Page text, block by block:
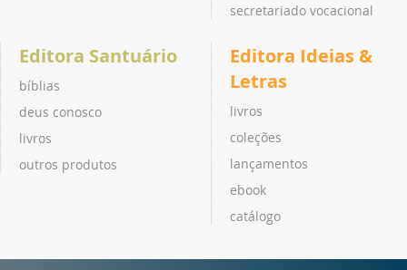
secretariado vocacional
Editora Santuário
bíblias
deus conosco
livros
outros produtos
Editora Ideias &
Letras
livros
coleções
lançamentos
ebook
catálogo